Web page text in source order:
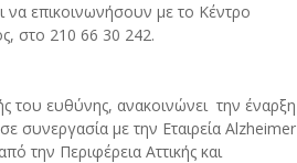
επικοινωνήσουν με το Κέντρο
στο 210 66 30 242.
του ευθύνης, ανακοινώνει την έναρξη
συνεργασία με την Εταιρεία Alzheimer
την Περιφέρεια Αττικής και